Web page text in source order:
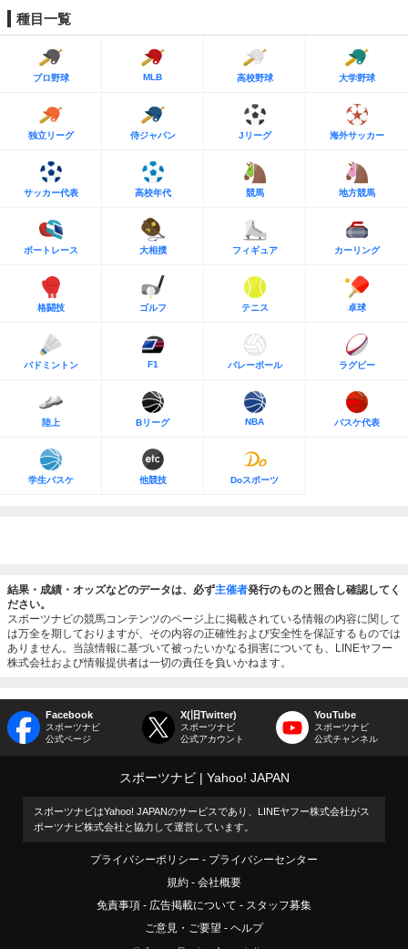
種目一覧
プロ野球 MLB 高校野球 大学野球
独立リーグ 侍ジャパン Jリーグ 海外サッカー
サッカー代表 高校年代 競馬 地方競馬
ボートレース 大相撲 フィギュア カーリング
格闘技 ゴルフ テニス 卓球
バドミントン F1 バレーボール ラグビー
陸上 Bリーグ NBA バスケ代表
学生バスケ 他競技 Doスポーツ
結果・成績・オッズなどのデータは、必ず主催者発行のものと照合し確認してく
ださい。
スポーツナビの競馬コンテンツのページ上に掲載されている情報の内容に関して
は万全を期しておりますが、その内容の正確性および安全性を保証するものでは
ありません。当該情報に基づいて被ったいかなる損害についても、LINEヤフー
株式会社および情報提供者は一切の責任を負いかねます。
Facebook
スポーツナビ
公式ページ
X(旧Twitter)
スポーツナビ
公式アカウント
YouTube
スポーツナビ
公式チャンネル
スポーツナビ Yahoo! JAPAN
スポーツナビはYahoo! JAPANのサービスであり、LINEヤフー株式会社がス
ポーツナビ株式会社と協力して運営しています。
プライバシーポリシー
プライバシーセンター
規約
会社概要
免責事項
広告掲載について
スタッフ募集
ご意見・ご要望
ヘルプ